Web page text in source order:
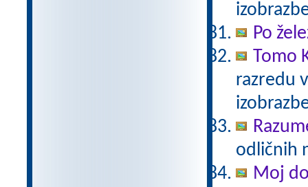
Po
Tomo
razredu
odličnih
Moj